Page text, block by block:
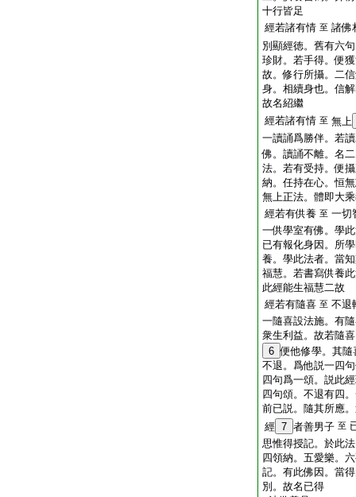
十行皆足
經若諸有情 至 諸佛
別顯經徳。舊有六
珍財。若手得。便
故。修行所攝。二
身。相續身也。信
故名紹繼
經若諸有情 至 無上
一讀誦爲勝伴。若
佛。讀誦不離。名
法。若有受持。便
納。任持在心。恒
無上正法。體即大
經若有供養 至 一切
一供學室有佛。學
已有報化身因。所
養。學此法者。當
福慧。若書寫供養
此經能生福慧二故
經若有隨喜 至 不退
一隨喜設法施。有
衆生利益。故若隨
6 便他修學。其
不退。爲他説一四
四句爲一頌。説此
四句頌。不退有四
前已説。隨其所應
經 7 者善男子 至
思惟得授記。於此
四領納。五愛樂。
記。有此佛因。當
別。故名已得